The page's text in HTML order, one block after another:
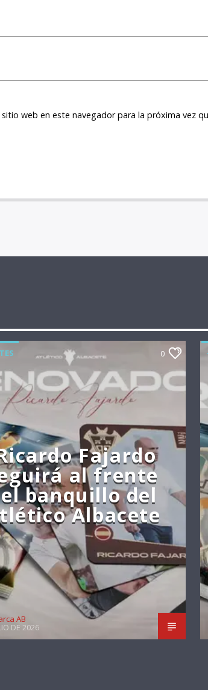
web en este navegador para la próxima vez
0
Fajardo
al frente
banquillo del
Albacete
AB
DE 2026